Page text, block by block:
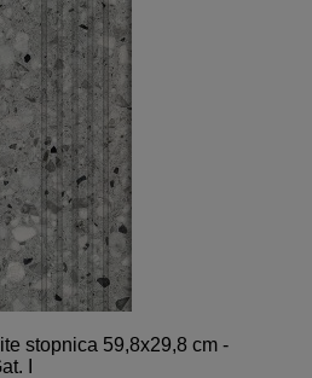
stopnica 59,8x29,8 cm -
I